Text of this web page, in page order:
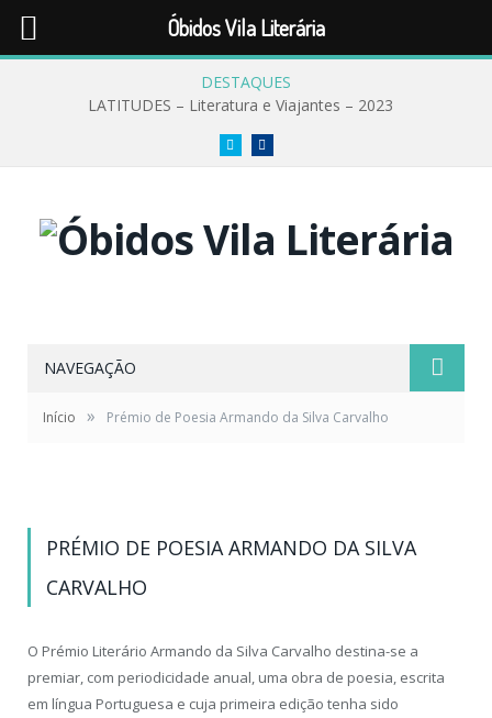
DESTAQUES
LATITUDES – Literatura e Viajantes – 2023
Twitter
NAVEGAÇÃO
Início » Prémio de Poesia Armando da Silva Carvalho
PRÉMIO DE POESIA ARMANDO DA SILVA
CARVALHO
O Prémio Literário Armando da Silva Carvalho destina-se a
premiar, com periodicidade anual, uma obra de poesia, escrita
em língua Portuguesa e cuja primeira edição tenha sido
Óbidos Vila Literária